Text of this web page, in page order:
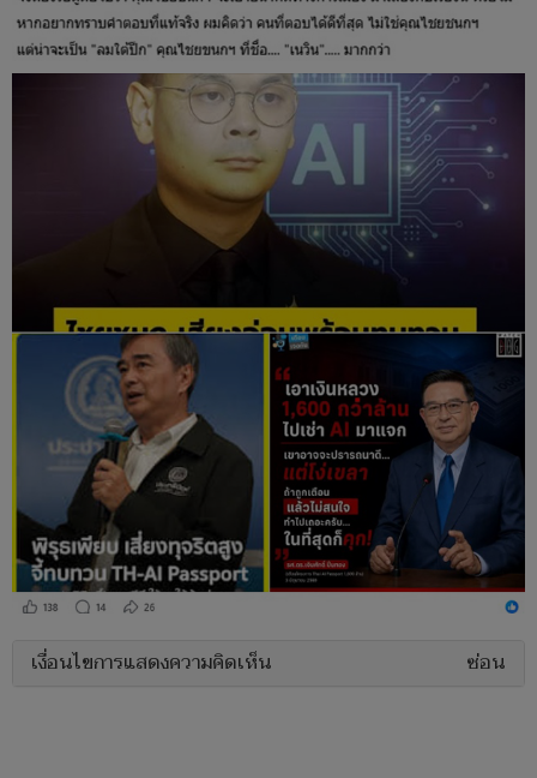
เงื่อนไขการแสดงความคิดเห็น ซ่อน